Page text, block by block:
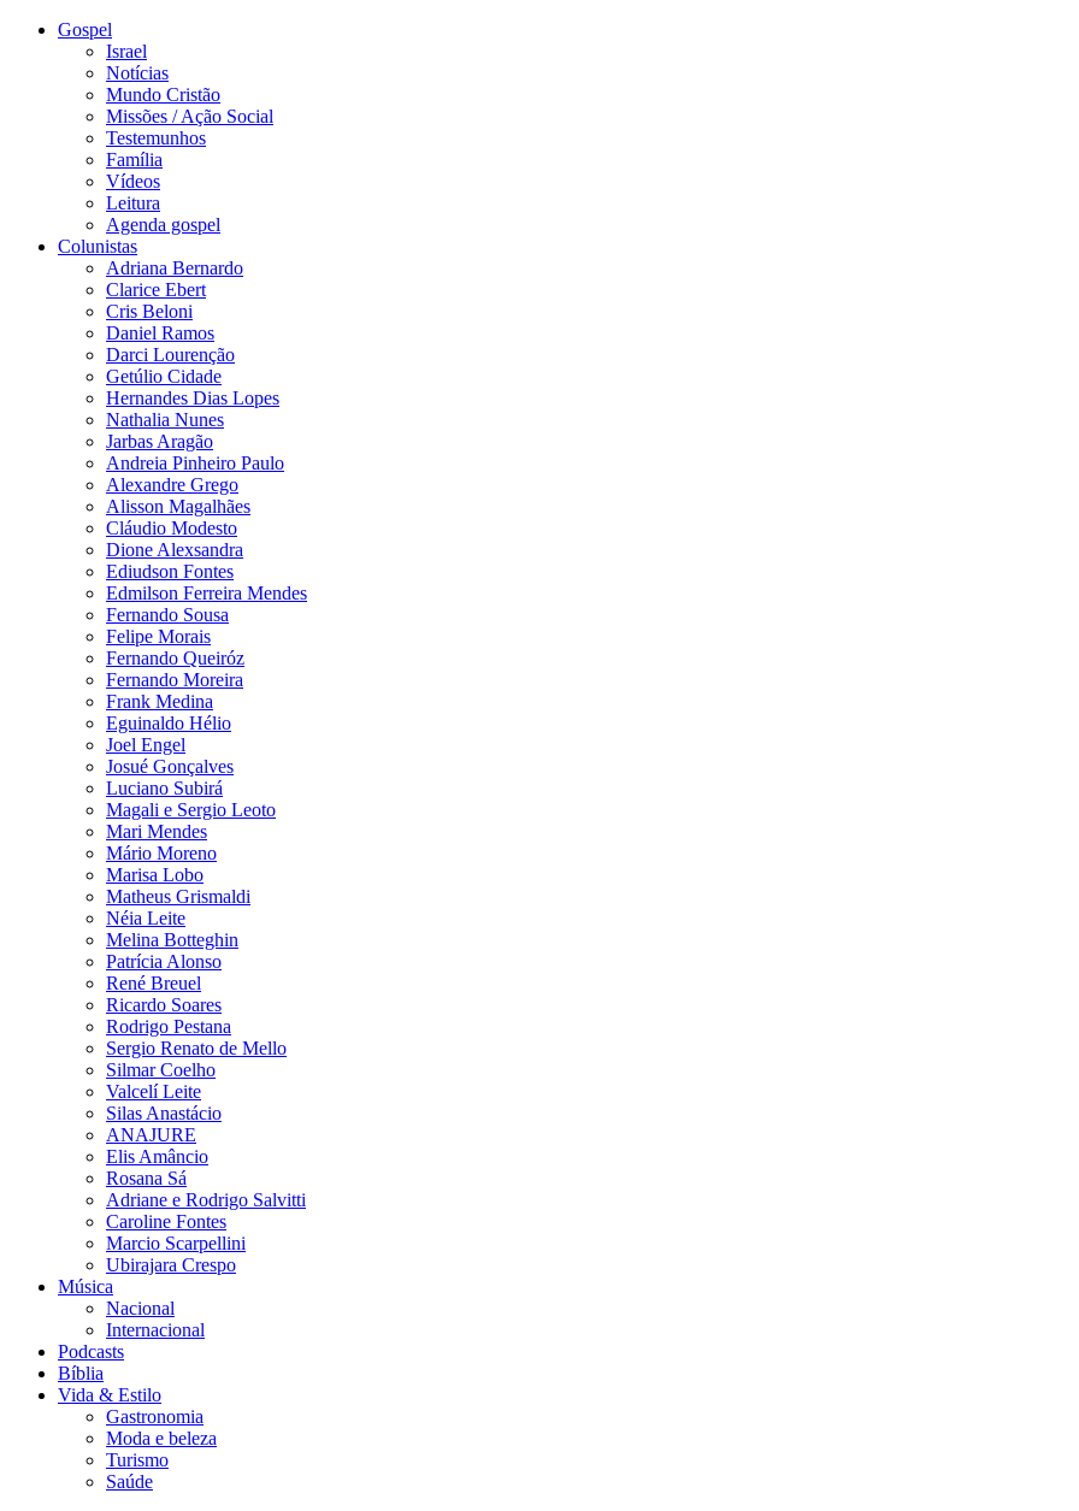
Gospel
Israel
Notícias
Mundo Cristão
Missões / Ação Social
Testemunhos
Família
Vídeos
Leitura
Agenda gospel
Colunistas
Adriana Bernardo
Clarice Ebert
Cris Beloni
Daniel Ramos
Darci Lourenção
Getúlio Cidade
Hernandes Dias Lopes
Nathalia Nunes
Jarbas Aragão
Andreia Pinheiro Paulo
Alexandre Grego
Alisson Magalhães
Cláudio Modesto
Dione Alexsandra
Ediudson Fontes
Edmilson Ferreira Mendes
Fernando Sousa
Felipe Morais
Fernando Queiróz
Fernando Moreira
Frank Medina
Eguinaldo Hélio
Joel Engel
Josué Gonçalves
Luciano Subirá
Magali e Sergio Leoto
Mari Mendes
Mário Moreno
Marisa Lobo
Matheus Grismaldi
Néia Leite
Melina Botteghin
Patrícia Alonso
René Breuel
Ricardo Soares
Rodrigo Pestana
Sergio Renato de Mello
Silmar Coelho
Valcelí Leite
Silas Anastácio
ANAJURE
Elis Amâncio
Rosana Sá
Adriane e Rodrigo Salvitti
Caroline Fontes
Marcio Scarpellini
Ubirajara Crespo
Música
Nacional
Internacional
Podcasts
Bíblia
Vida & Estilo
Gastronomia
Moda e beleza
Turismo
Saúde